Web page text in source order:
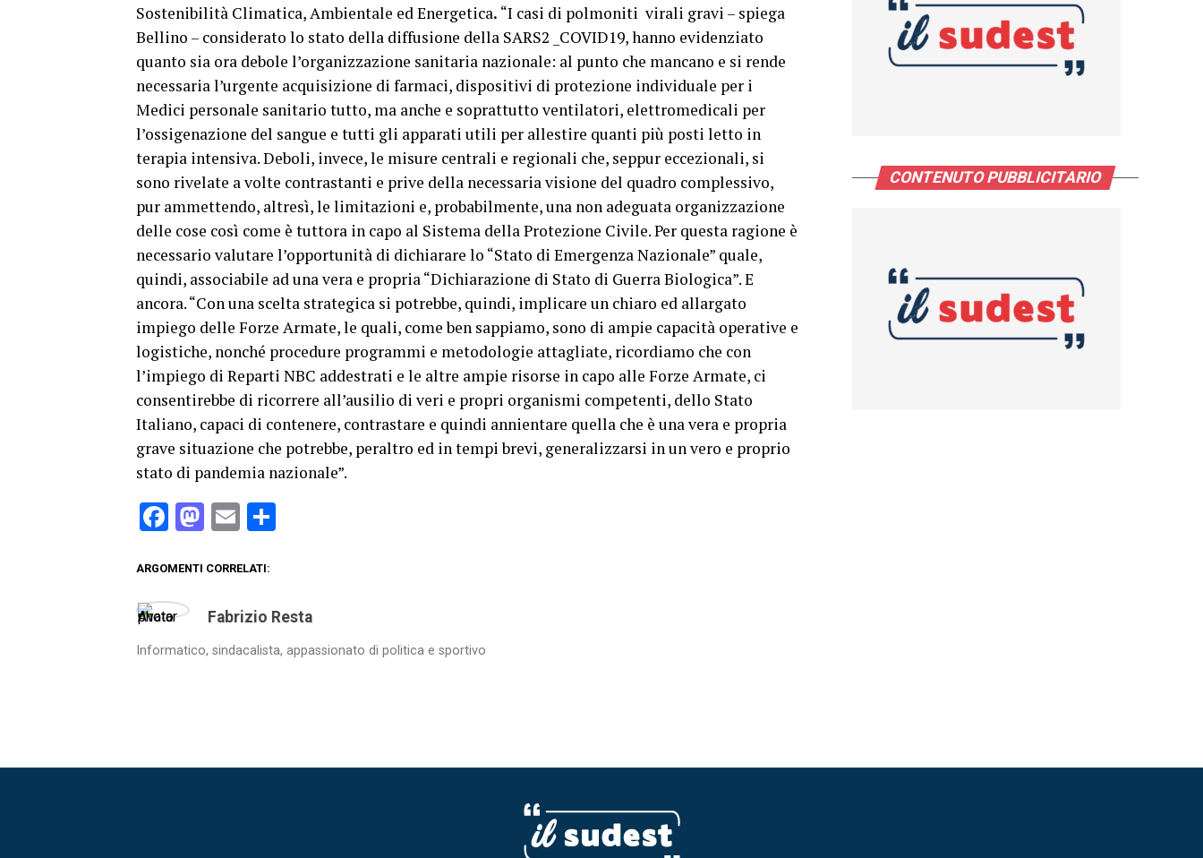
Sostenibilità Climatica, Ambientale ed Energetica. “I casi di polmoniti virali gravi – spiega
Bellino – considerato lo stato della diffusione della SARS2 _COVID19, hanno evidenziato
quanto sia ora debole l’organizzazione sanitaria nazionale: al punto che mancano e si rende
necessaria l’urgente acquisizione di farmaci, dispositivi di protezione individuale per i
Medici personale sanitario tutto, ma anche e soprattutto ventilatori, elettromedicali per
l’ossigenazione del sangue e tutti gli apparati utili per allestire quanti più posti letto in
terapia intensiva. Deboli, invece, le misure centrali e regionali che, seppur eccezionali, si
sono rivelate a volte contrastanti e prive della necessaria visione del quadro complessivo,
pur ammettendo, altresì, le limitazioni e, probabilmente, una non adeguata organizzazione
delle cose così come è tuttora in capo al Sistema della Protezione Civile. Per questa ragione è
necessario valutare l’opportunità di dichiarare lo “Stato di Emergenza Nazionale” quale,
quindi, associabile ad una vera e propria “Dichiarazione di Stato di Guerra Biologica”. E
ancora. “Con una scelta strategica si potrebbe, quindi, implicare un chiaro ed allargato
impiego delle Forze Armate, le quali, come ben sappiamo, sono di ampie capacità operative e
logistiche, nonché procedure programmi e metodologie attagliate, ricordiamo che con
l’impiego di Reparti NBC addestrati e le altre ampie risorse in capo alle Forze Armate, ci
consentirebbe di ricorrere all’ausilio di veri e propri organismi competenti, dello Stato
Italiano, capaci di contenere, contrastare e quindi annientare quella che è una vera e propria
grave situazione che potrebbe, peraltro ed in tempi brevi, generalizzarsi in un vero e proprio
stato di pandemia nazionale”.
Facebook
Mastodon
Email
ARGOMENTI CORRELATI:
Fabrizio Resta
Informatico, sindacalista, appassionato di politica e sportivo
CONTENUTO PUBBLICITARIO